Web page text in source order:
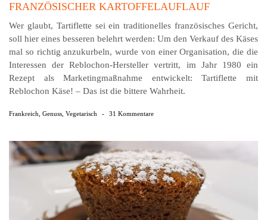
FRANZÖSISCHER KARTOFFELAUFLAUF
Wer glaubt, Tartiflette sei ein traditionelles französisches Gericht,
soll hier eines besseren belehrt werden: Um den Verkauf des Käses
mal so richtig anzukurbeln, wurde von einer Organisation, die die
Interessen der Reblochon-Hersteller vertritt, im Jahr 1980 ein
Rezept als Marketingmaßnahme entwickelt: Tartiflette mit
Reblochon Käse! – Das ist die bittere Wahrheit.
Frankreich Genuss Vegetarisch - 31 Kommentare